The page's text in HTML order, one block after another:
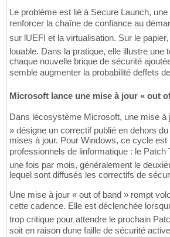
Le problème est lié à Secure Launch,
renforcer la chaîne de confiance au
sur lUEFI et la virtualisation. Sur le papier,
louable. Dans la pratique, elle illustre une
chaque nouvelle brique de sécurité
semble augmenter la probabilité deffets
Microsoft lance une mise à jour « out
Dans lécosystème Microsoft, une mise à
» désigne un correctif publié en dehors
mises à jour. Pour Windows, ce cycle est
professionnels de linformatique : le
une fois par mois, généralement le
lequel sont diffusés les correctifs de
Une mise à jour « out of band » rompt
cette cadence. Elle est déclenchée
trop critique pour attendre le prochain
soit en raison dune faille de sécurité